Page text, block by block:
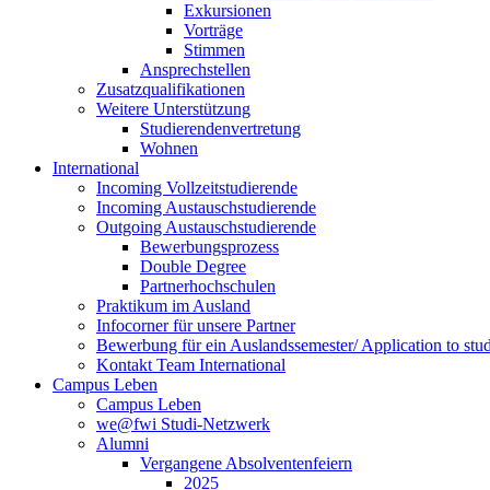
Exkursionen
Vorträge
Stimmen
Ansprechstellen
Zusatzqualifikationen
Weitere Unterstützung
Studierendenvertretung
Wohnen
International
Incoming Vollzeitstudierende
Incoming Austauschstudierende
Outgoing Austauschstudierende
Bewerbungsprozess
Double Degree
Partnerhochschulen
Praktikum im Ausland
Infocorner für unsere Partner
Bewerbung für ein Auslandssemester/ Application to
Kontakt Team International
Campus Leben
Campus Leben
we@fwi Studi-Netzwerk
Alumni
Vergangene Absolventenfeiern
2025